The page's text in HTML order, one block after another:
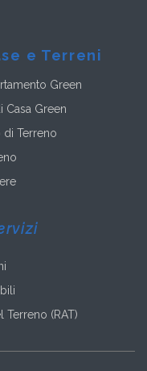
e Terreni
Green
Casa Green
di Terreno
(RAT)